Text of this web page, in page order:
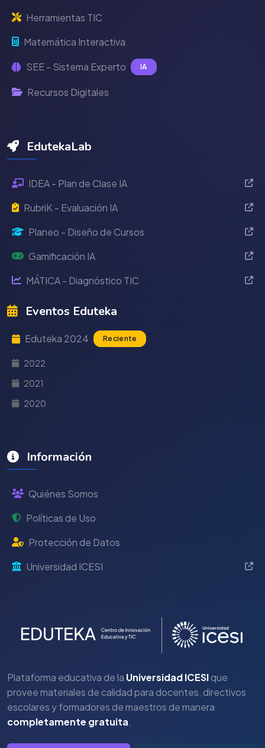
Herramientas TIC
Matemática Interactiva
SEE - Sistema Experto IA
Recursos Digitales
EdutekaLab
IDEA - Plan de Clase IA
RubriK - Evaluación IA
Planeo - Diseño de Cursos
Gamificación IA
MÁTICA - Diagnóstico TIC
Eventos Eduteka
Eduteka 2024 Reciente
2022
2021
2020
Información
Quiénes Somos
Políticas de Uso
Protección de Datos
Universidad ICESI
Plataforma educativa de la Universidad ICESIque
provee materiales de calidad para docentes, directivos
escolares y formadores de maestros de manera
completamente gratuita.